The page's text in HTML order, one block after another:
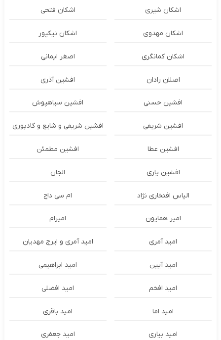
اشکان شیری اشکان فتحی
اشکان مهدوی اشکان نیکپور
اشکان‌ کمانگری اصغر ایمانی
اصلان رادان افشین آذری
افشین حسنی افشین سیاهپوش
افشین شریفی افشین شریفی و شایع و گادپوری
افشین عطا افشین مطمئن
افشین یاری الجان
الیاس افتخاری نژاد ام سی داج
امير همايون اميرام
امید آمری امید آمری و ایرج مهدیان
امید آیین امید ابراهیمی
امید افخم امید افضلی
امید اما امید باقری
امید بیاری امید جعفری